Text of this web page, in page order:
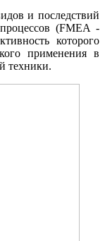
и последствий
(FMEA -
которого
применения в
техники.